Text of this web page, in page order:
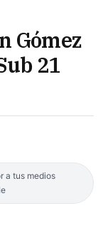
Gómez
21
a tus medios